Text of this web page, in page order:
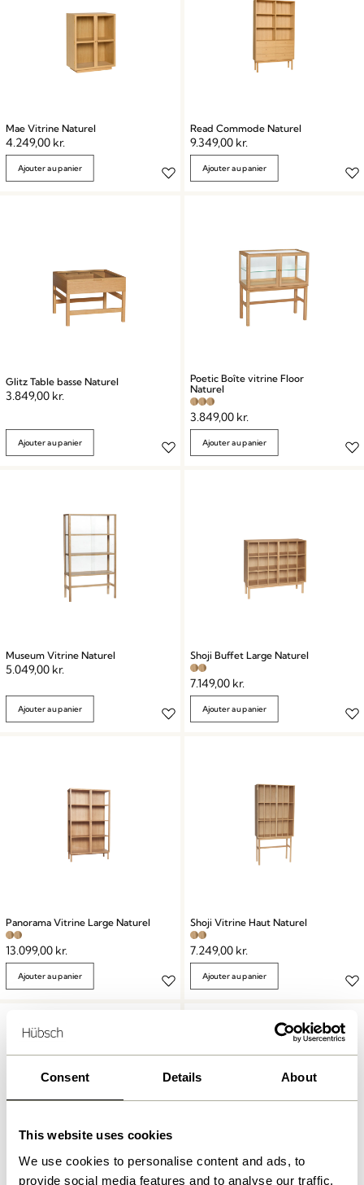
Consent Details About
This website uses cookies
We use cookies to personalise content and ads, to
provide social media features and to analyse our traffic.
Mae Vitrine Naturel
4.249,00 kr.
Ajouter au panier
Read Commode Naturel
9.349,00 kr.
Ajouter au panier
Glitz Table basse Naturel
3.849,00 kr.
Ajouter au panier
Poetic Boîte vitrine Floor
Naturel
3.849,00 kr.
Ajouter au panier
Museum Vitrine Naturel
5.049,00 kr.
Ajouter au panier
Shoji Buffet Large Naturel
7.149,00 kr.
Ajouter au panier
Panorama Vitrine Large Naturel
13.099,00 kr.
Ajouter au panier
Shoji Vitrine Haut Naturel
7.249,00 kr.
Ajouter au panier